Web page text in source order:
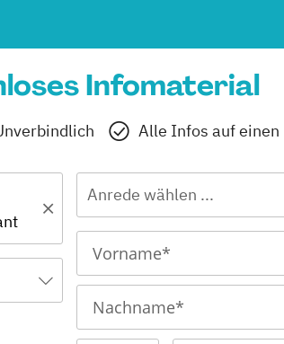
Infomaterial
Alle Infos auf einen
Anrede wählen ...